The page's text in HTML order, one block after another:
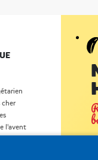
cher
l'avent